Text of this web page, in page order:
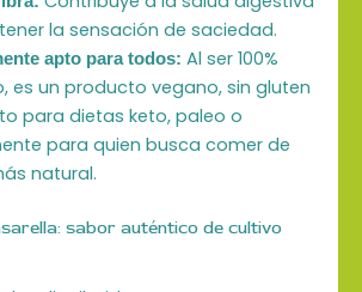
la sensación de saciedad.
apto para todos: Al ser 100%
es un producto vegano, sin gluten
para dietas keto, paleo o
para quien busca comer de
natural.
sabor auténtico de cultivo